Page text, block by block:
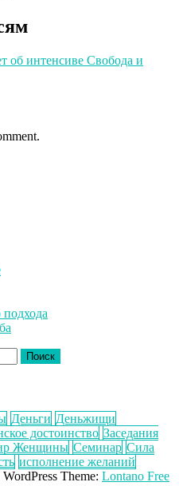
об интенсиве Свобода и
Деньги Деньжищи
достоинство Заседания
Женщины Семинар Сила
исполнение желаний
WordPress Theme: Lontano Free